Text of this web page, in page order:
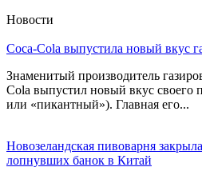
Новости
Coca-Cola выпустила новый вкус
Знаменитый производитель
Cola выпустил новый вкус своего
или «пикантный»). Главная его...
Новозеландская пивоварня
лопнувших банок в Китай